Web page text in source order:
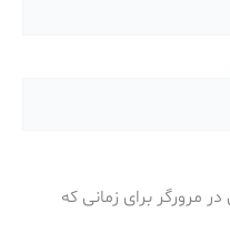
مرورگر برای زمانی که